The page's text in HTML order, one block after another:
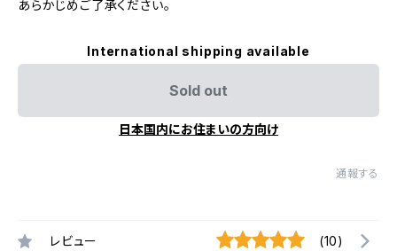
あらかじめご了承ください。
International shipping available
Sold out
日本国内にお住まいの方向け
通報する
レビュー (10)